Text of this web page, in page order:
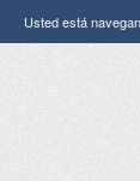
Usted está